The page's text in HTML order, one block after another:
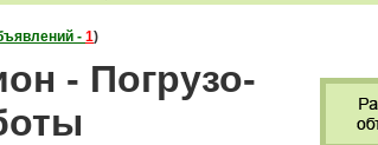
- 1)
- Погрузо-